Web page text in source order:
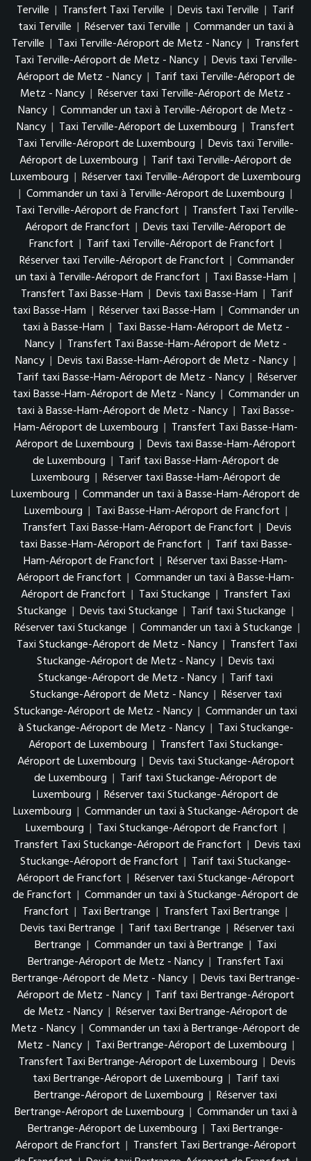
Terville | Transfert Taxi Terville | Devis taxi Terville | Tarif
taxi Terville | Réserver taxi Terville | Commander un taxi à
Terville | Taxi Terville-Aéroport de Metz - Nancy | Transfert
Taxi Terville-Aéroport de Metz - Nancy | Devis taxi Terville-
Aéroport de Metz - Nancy | Tarif taxi Terville-Aéroport de
Metz - Nancy | Réserver taxi Terville-Aéroport de Metz -
Nancy | Commander un taxi à Terville-Aéroport de Metz -
Nancy | Taxi Terville-Aéroport de Luxembourg | Transfert
Taxi Terville-Aéroport de Luxembourg | Devis taxi Terville-
Aéroport de Luxembourg | Tarif taxi Terville-Aéroport de
Luxembourg | Réserver taxi Terville-Aéroport de Luxembourg
| Commander un taxi à Terville-Aéroport de Luxembourg |
Taxi Terville-Aéroport de Francfort | Transfert Taxi Terville-
Aéroport de Francfort | Devis taxi Terville-Aéroport de
Francfort | Tarif taxi Terville-Aéroport de Francfort |
Réserver taxi Terville-Aéroport de Francfort | Commander
un taxi à Terville-Aéroport de Francfort | Taxi Basse-Ham |
Transfert Taxi Basse-Ham | Devis taxi Basse-Ham | Tarif
taxi Basse-Ham | Réserver taxi Basse-Ham | Commander un
taxi à Basse-Ham | Taxi Basse-Ham-Aéroport de Metz -
Nancy | Transfert Taxi Basse-Ham-Aéroport de Metz -
Nancy | Devis taxi Basse-Ham-Aéroport de Metz - Nancy |
Tarif taxi Basse-Ham-Aéroport de Metz - Nancy | Réserver
taxi Basse-Ham-Aéroport de Metz - Nancy | Commander un
taxi à Basse-Ham-Aéroport de Metz - Nancy | Taxi Basse-
Ham-Aéroport de Luxembourg | Transfert Taxi Basse-Ham-
Aéroport de Luxembourg | Devis taxi Basse-Ham-Aéroport
de Luxembourg | Tarif taxi Basse-Ham-Aéroport de
Luxembourg | Réserver taxi Basse-Ham-Aéroport de
Luxembourg | Commander un taxi à Basse-Ham-Aéroport de
Luxembourg | Taxi Basse-Ham-Aéroport de Francfort |
Transfert Taxi Basse-Ham-Aéroport de Francfort | Devis
taxi Basse-Ham-Aéroport de Francfort | Tarif taxi Basse-
Ham-Aéroport de Francfort | Réserver taxi Basse-Ham-
Aéroport de Francfort | Commander un taxi à Basse-Ham-
Aéroport de Francfort | Taxi Stuckange | Transfert Taxi
Stuckange | Devis taxi Stuckange | Tarif taxi Stuckange |
Réserver taxi Stuckange | Commander un taxi à Stuckange |
Taxi Stuckange-Aéroport de Metz - Nancy | Transfert Taxi
Stuckange-Aéroport de Metz - Nancy | Devis taxi
Stuckange-Aéroport de Metz - Nancy | Tarif taxi
Stuckange-Aéroport de Metz - Nancy | Réserver taxi
Stuckange-Aéroport de Metz - Nancy | Commander un taxi
à Stuckange-Aéroport de Metz - Nancy | Taxi Stuckange-
Aéroport de Luxembourg | Transfert Taxi Stuckange-
Aéroport de Luxembourg | Devis taxi Stuckange-Aéroport
de Luxembourg | Tarif taxi Stuckange-Aéroport de
Luxembourg | Réserver taxi Stuckange-Aéroport de
Luxembourg | Commander un taxi à Stuckange-Aéroport de
Luxembourg | Taxi Stuckange-Aéroport de Francfort |
Transfert Taxi Stuckange-Aéroport de Francfort | Devis taxi
Stuckange-Aéroport de Francfort | Tarif taxi Stuckange-
Aéroport de Francfort | Réserver taxi Stuckange-Aéroport
de Francfort | Commander un taxi à Stuckange-Aéroport de
Francfort | Taxi Bertrange | Transfert Taxi Bertrange |
Devis taxi Bertrange | Tarif taxi Bertrange | Réserver taxi
Bertrange | Commander un taxi à Bertrange | Taxi
Bertrange-Aéroport de Metz - Nancy | Transfert Taxi
Bertrange-Aéroport de Metz - Nancy | Devis taxi Bertrange-
Aéroport de Metz - Nancy | Tarif taxi Bertrange-Aéroport
de Metz - Nancy | Réserver taxi Bertrange-Aéroport de
Metz - Nancy | Commander un taxi à Bertrange-Aéroport de
Metz - Nancy | Taxi Bertrange-Aéroport de Luxembourg |
Transfert Taxi Bertrange-Aéroport de Luxembourg | Devis
taxi Bertrange-Aéroport de Luxembourg | Tarif taxi
Bertrange-Aéroport de Luxembourg | Réserver taxi
Bertrange-Aéroport de Luxembourg | Commander un taxi à
Bertrange-Aéroport de Luxembourg | Taxi Bertrange-
Aéroport de Francfort | Transfert Taxi Bertrange-Aéroport